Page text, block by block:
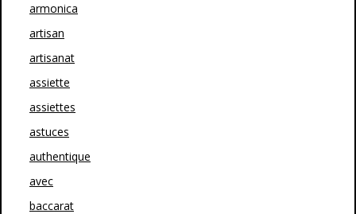
armonica
artisan
artisanat
assiette
assiettes
astuces
authentique
avec
baccarat